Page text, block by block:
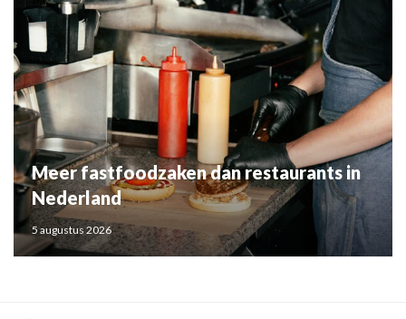
Meer fastfoodzaken dan restaurants in
Nederland
5 augustus 2026